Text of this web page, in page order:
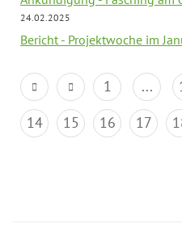
24.02.2025
Bericht - Projektwoche im
1 ...
14
15 16 17